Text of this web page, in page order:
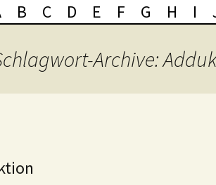
B C D E F G H I
Archive: